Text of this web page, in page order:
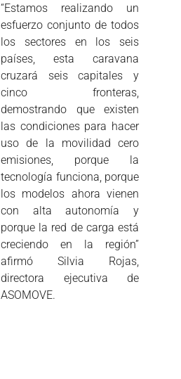
“Estamos realizando un
esfuerzo conjunto de todos
los sectores en los seis
países, esta caravana
cruzará seis capitales y
cinco fronteras,
demostrando que existen
las condiciones para hacer
uso de la movilidad cero
emisiones, porque la
tecnología funciona, porque
los modelos ahora vienen
con alta autonomía y
porque la red de carga está
creciendo en la región”
afirmó Silvia Rojas,
directora ejecutiva de
ASOMOVE.